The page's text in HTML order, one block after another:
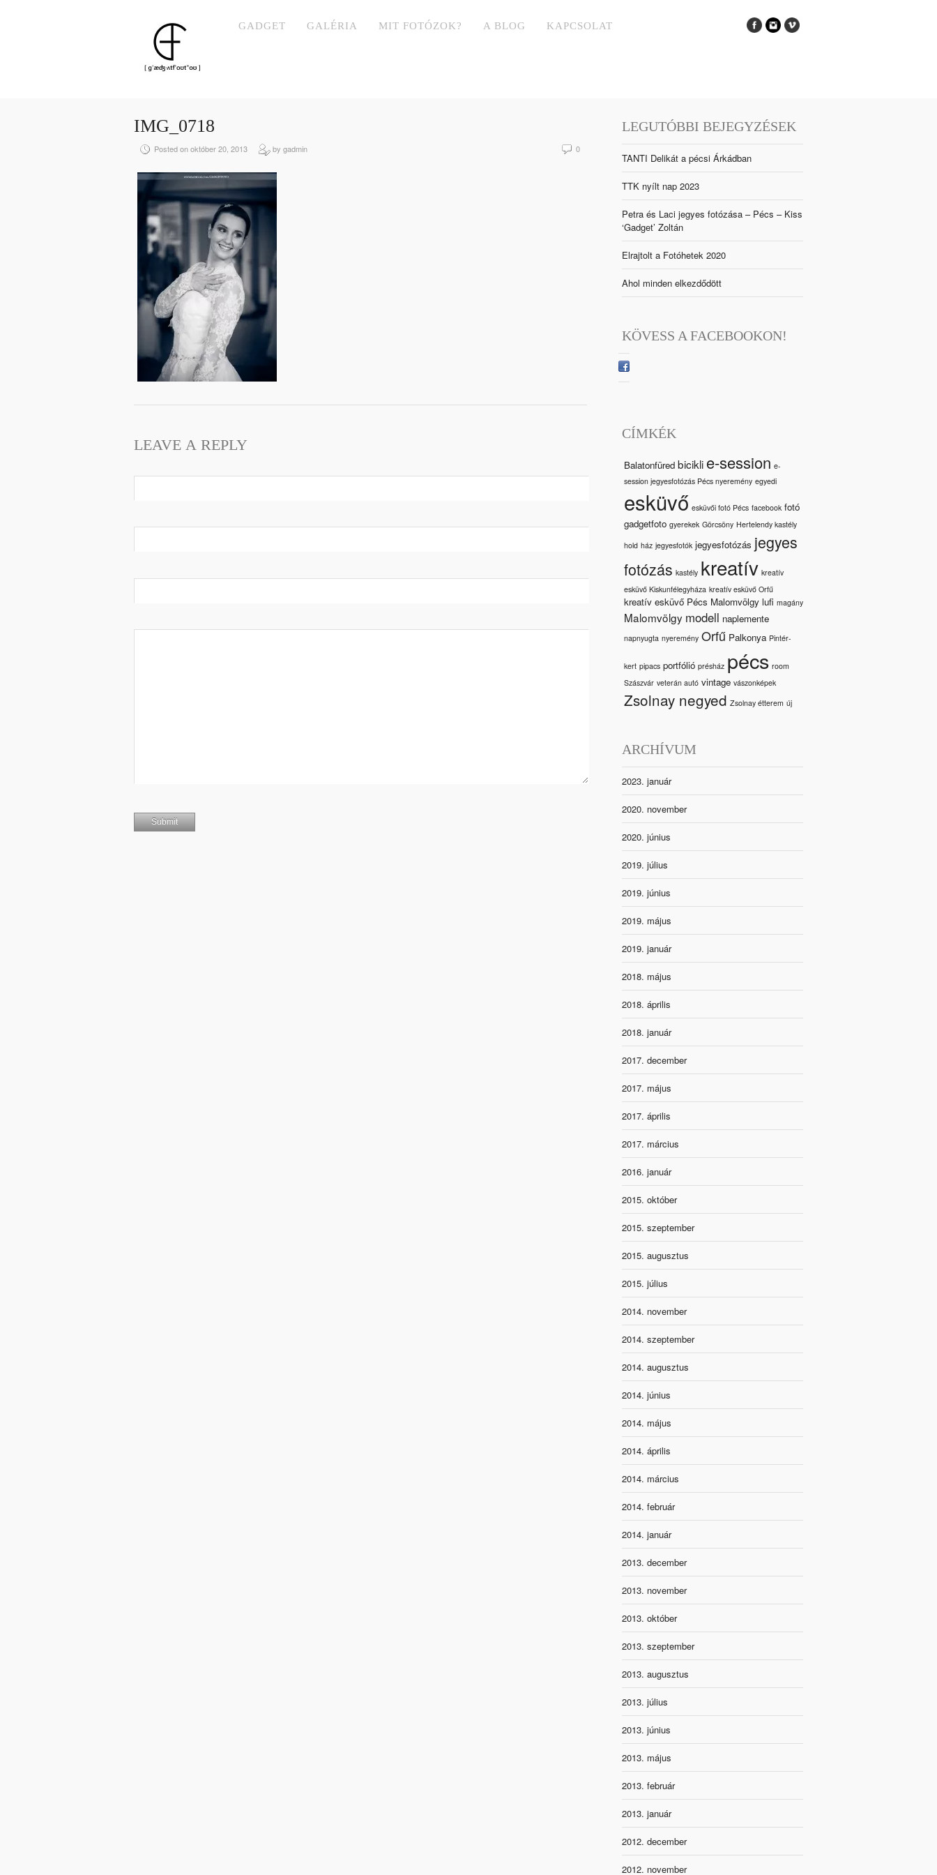
GADGET GALÉRIA MIT FOTÓZOK? A BLOG KAPCSOLAT
IMG_0718
Posted on október 20, 2013 by gadmin 0
LEAVE A REPLY
LEGUTÓBBI BEJEGYZÉSEK
TANTI Delikát a pécsi Árkádban
TTK nyílt nap 2023
Petra és Laci jegyes fotózása – Pécs – Kiss
‘Gadget’ Zoltán
Elrajtolt a Fotóhetek 2020
Ahol minden elkezdődött
KÖVESS A FACEBOOKON!
CÍMKÉK
Balatonfüred bicikli e-session e-
session jegyesfotózás Pécs nyeremény egyedi
esküvő esküvői fotó Pécs facebook fotó
gadgetfoto gyerekek Görcsöny Hertelendy kastély
hold ház jegyesfotók jegyesfotózás jegyes
fotózás kastély kreatív kreatív
esküvő Kiskunfélegyháza kreatív esküvő Orfű
kreatív esküvő Pécs Malomvölgy lufi magány
Malomvölgy modell naplemente
napnyugta nyeremény Orfű Palkonya Pintér-
kert pipacs portfólió présház pécs room
Szászvár veterán autó vintage vászonképek
Zsolnay negyed Zsolnay étterem új
ARCHÍVUM
2023. január
2020. november
2020. június
2019. július
2019. június
2019. május
2019. január
2018. május
2018. április
2018. január
2017. december
2017. május
2017. április
2017. március
2016. január
2015. október
2015. szeptember
2015. augusztus
2015. július
2014. november
2014. szeptember
2014. augusztus
2014. június
2014. május
2014. április
2014. március
2014. február
2014. január
2013. december
2013. november
2013. október
2013. szeptember
2013. augusztus
2013. július
2013. június
2013. május
2013. február
2013. január
2012. december
2012. november